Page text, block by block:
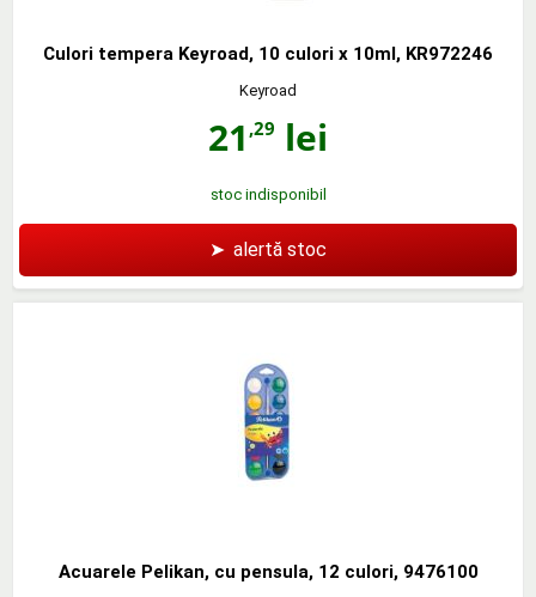
Culori tempera Keyroad, 10 culori x 10ml, KR972246
Keyroad
21 ,29 lei
stoc indisponibil
➤ alertă stoc
Acuarele Pelikan, cu pensula, 12 culori, 9476100